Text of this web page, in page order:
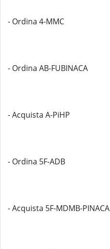
- Ordina 4-MMC
- Ordina AB-FUBINACA
- Acquista A-PiHP
- Ordina 5F-ADB
- Acquista 5F-MDMB-PINACA